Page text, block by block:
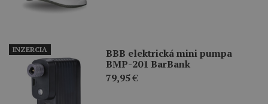
BBB elektrická mini pumpa
BMP-201 BarBank
79,95€
INZERCIA